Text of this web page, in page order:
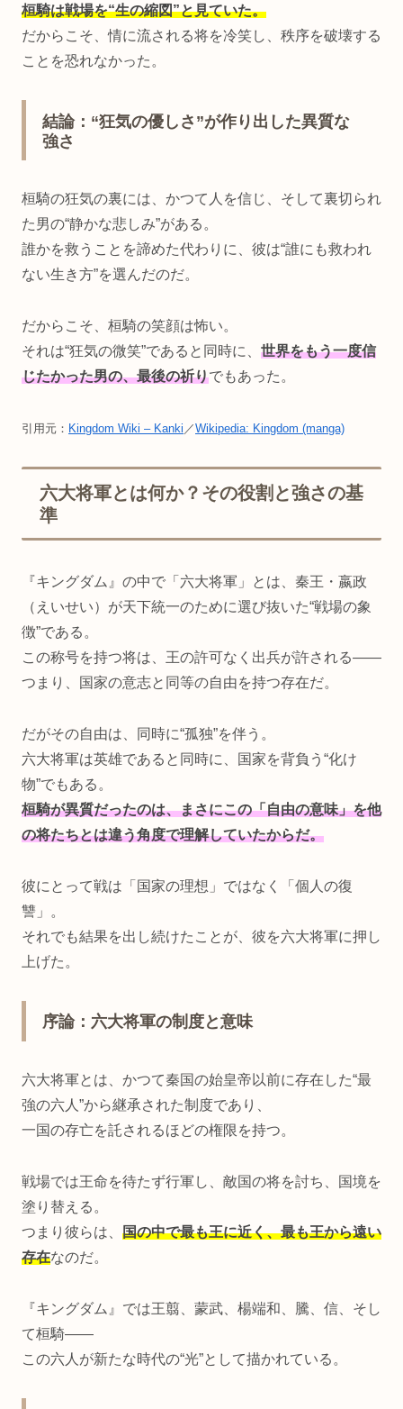
桓騎は戦場を“生の縮図”と見ていた。
だからこそ、情に流される将を冷笑し、秩序を破壊する
ことを恐れなかった。
結論：“狂気の優しさ”が作り出した異質な
強さ
桓騎の狂気の裏には、かつて人を信じ、そして裏切られ
た男の“静かな悲しみ”がある。
誰かを救うことを諦めた代わりに、彼は“誰にも救われ
ない生き方”を選んだのだ。
だからこそ、桓騎の笑顔は怖い。
それは“狂気の微笑”であると同時に、 世界をもう一度信
じたかった男の、最後の祈りでもあった。
引用元： Kingdom Wiki – Kanki ／Wikipedia: Kingdom (manga)
六大将軍とは何か？その役割と強さの基
準
『キングダム』の中で「六大将軍」とは、秦王・嬴政
（えいせい）が天下統一のために選び抜いた“戦場の象
徴”である。
この称号を持つ将は、王の許可なく出兵が許される――
つまり、国家の意志と同等の自由を持つ存在だ。
だがその自由は、同時に“孤独”を伴う。
六大将軍は英雄であると同時に、国家を背負う“化け
物”でもある。
桓騎が異質だったのは、まさにこの「自由の意味」を他
の将たちとは違う角度で理解していたからだ。
彼にとって戦は「国家の理想」ではなく「個人の復
讐」。
それでも結果を出し続けたことが、彼を六大将軍に押し
上げた。
序論：六大将軍の制度と意味
六大将軍とは、かつて秦国の始皇帝以前に存在した“最
強の六人”から継承された制度であり、
一国の存亡を託されるほどの権限を持つ。
戦場では王命を待たず行軍し、敵国の将を討ち、国境を
塗り替える。
つまり彼らは、 国の中で最も王に近く、最も王から遠い
存在なのだ。
『キングダム』では王翦、蒙武、楊端和、騰、信、そし
て桓騎――
この六人が新たな時代の“光”として描かれている。